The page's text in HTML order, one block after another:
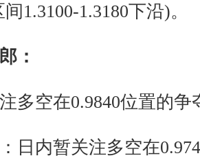
1.3100-1.3180下沿)。
：
空在0.9840位置的争
内暂关注多空在